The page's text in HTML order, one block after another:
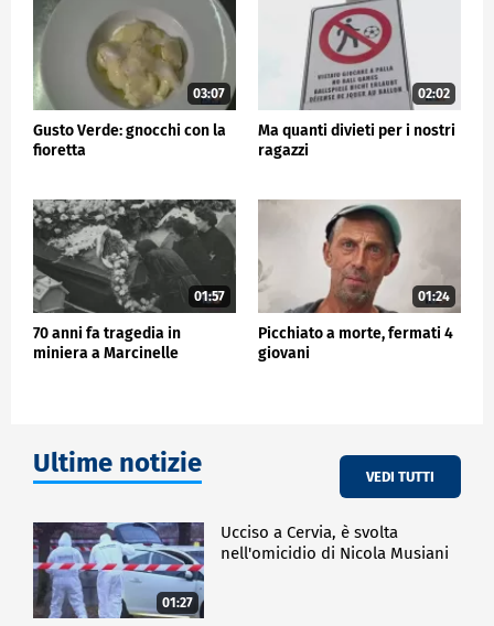
03:07
Gusto Verde: gnocchi con la
fioretta
02:02
Ma quanti divieti per i nostri
ragazzi
01:57
70 anni fa tragedia in
miniera a Marcinelle
01:24
Picchiato a morte, fermati 4
giovani
Ultime notizie VEDI TUTTI
01:27
Ucciso a Cervia, è svolta
nell'omicidio di Nicola Musiani